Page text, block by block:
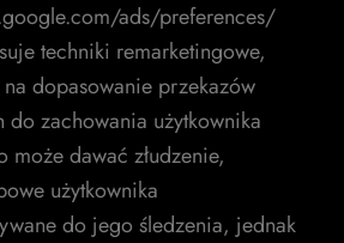
ads/preferences/
techniki remarketingowe,
dopasowanie przekazów
do zachowania użytkownika
może dawać złudzenie,
użytkownika
do jego śledzenia, jednak